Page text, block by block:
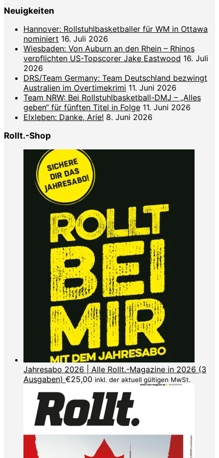
Neuigkeiten
Hannover: Rollstuhlbasketballer für WM in Ottawa
nominiert 16. Juli 2026
Wiesbaden: Von Auburn an den Rhein – Rhinos
verpflichten US-Topscorer Jake Eastwood 16. Juli
2026
DRS/Team Germany: Team Deutschland bezwingt
Australien im Overtimekrimi 11. Juni 2026
Team NRW: Bei Rollstuhlbasketball-DMJ – „Alles
geben“ für fünften Titel in Folge 11. Juni 2026
Elxleben: Danke, Arie! 8. Juni 2026
Rollt.-Shop
Jahresabo 2026 | Alle Rollt.-Magazine in 2026 (3
Ausgaben) €25,00 inkl. der aktuell gültigen MwSt.